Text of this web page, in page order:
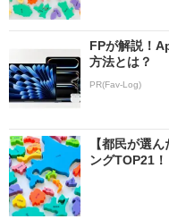
FPが解説！
方法とは？
PR(Fav-Log)
【都民が選
ングTOP21